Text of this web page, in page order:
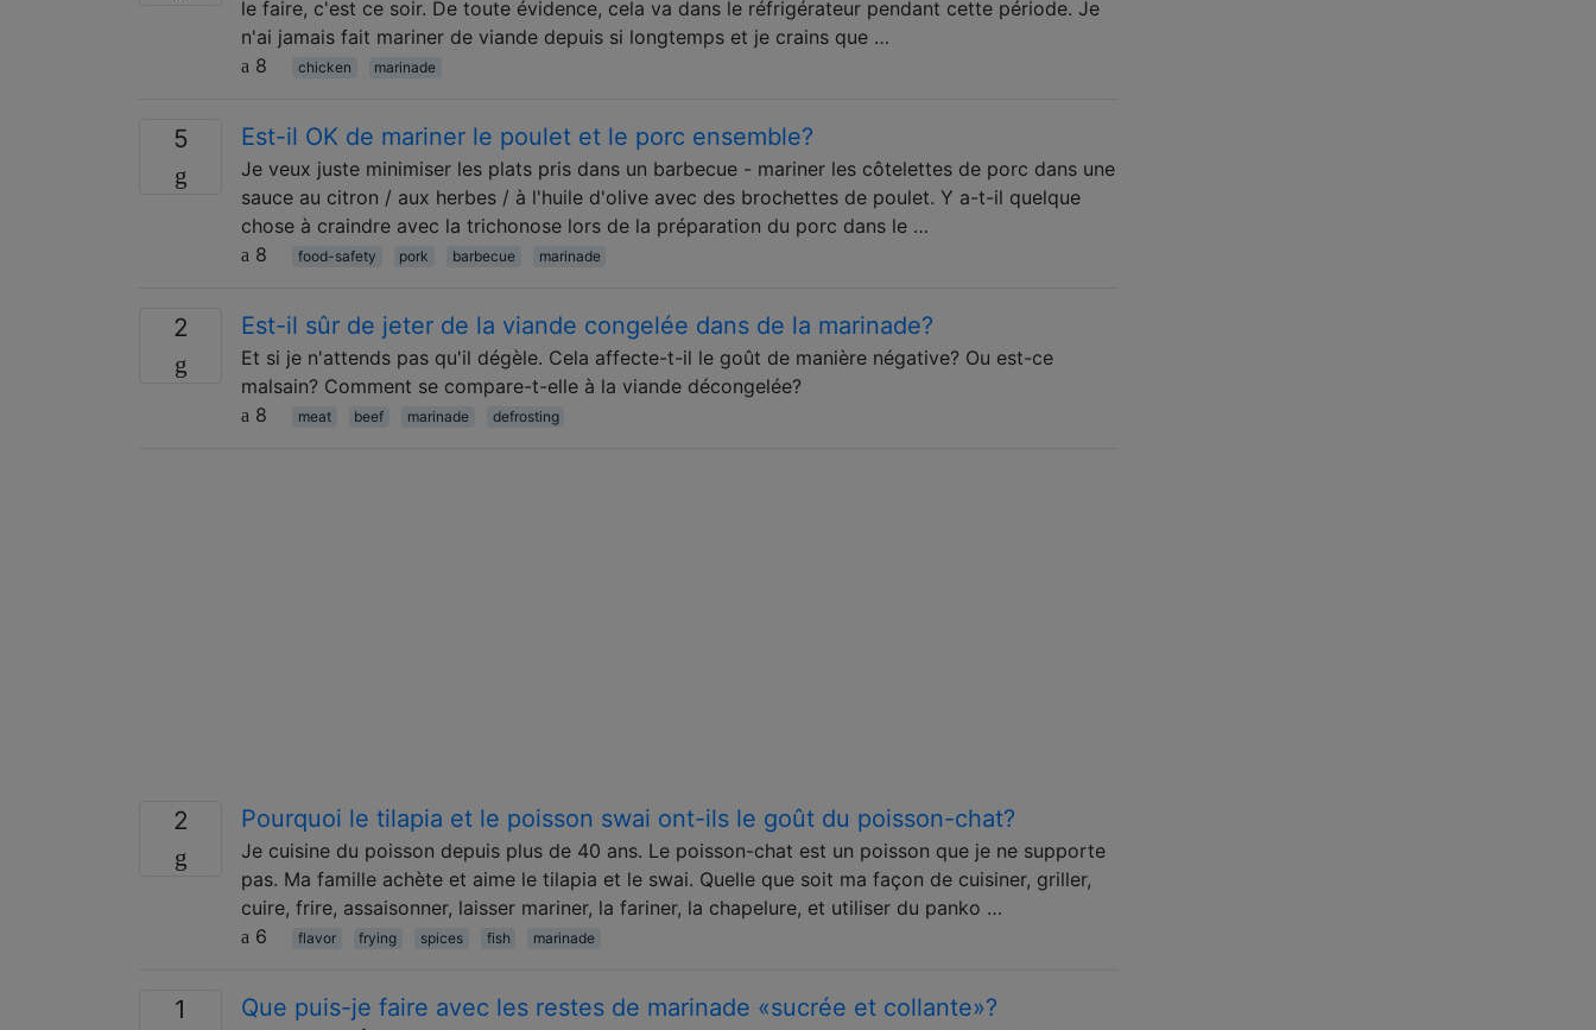
le faire, c'est ce soir. De toute évidence, cela va dans le réfrigérateur pendant cette période. Je
n'ai jamais fait mariner de viande depuis si longtemps et je crains que …
8
chicken marinade
5 Est-il OK de mariner le poulet et le porc ensemble?
Je veux juste minimiser les plats pris dans un barbecue - mariner les côtelettes de porc dans une
sauce au citron / aux herbes / à l'huile d'olive avec des brochettes de poulet. Y a-t-il quelque
chose à craindre avec la trichonose lors de la préparation du porc dans le …
8
food-safety pork barbecue marinade
2 Est-il sûr de jeter de la viande congelée dans de la marinade?
Et si je n'attends pas qu'il dégèle. Cela affecte-t-il le goût de manière négative? Ou est-ce
malsain? Comment se compare-t-elle à la viande décongelée?
8
meat beef marinade defrosting
2 Pourquoi le tilapia et le poisson swai ont-ils le goût du poisson-chat?
Je cuisine du poisson depuis plus de 40 ans. Le poisson-chat est un poisson que je ne supporte
pas. Ma famille achète et aime le tilapia et le swai. Quelle que soit ma façon de cuisiner, griller,
cuire, frire, assaisonner, laisser mariner, la fariner, la chapelure, et utiliser du panko …
6
flavor frying spices fish marinade
1 Que puis-je faire avec les restes de marinade «sucrée et collante»?